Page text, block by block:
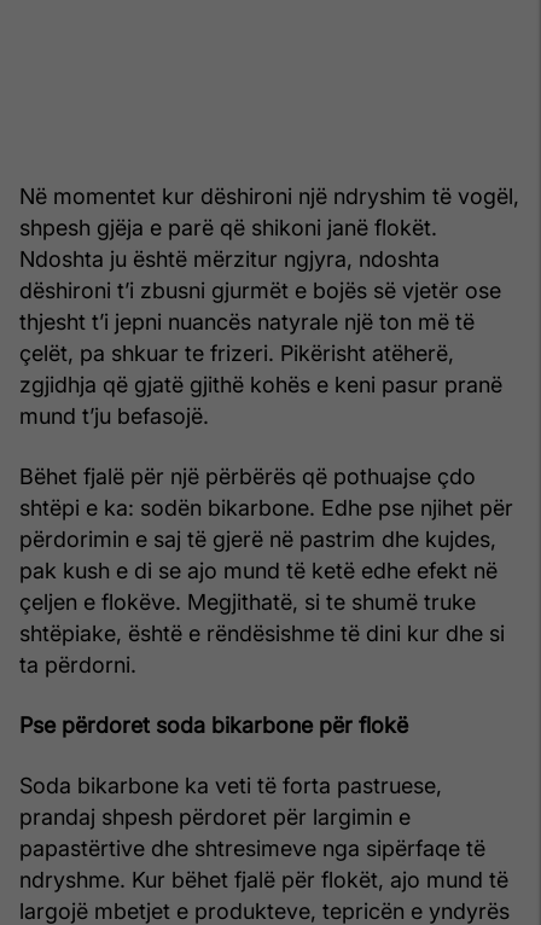
Në momentet kur dëshironi një ndryshim të vogël,
shpesh gjëja e parë që shikoni janë flokët.
Ndoshta ju është mërzitur ngjyra, ndoshta
dëshironi t’i zbusni gjurmët e bojës së vjetër ose
thjesht t’i jepni nuancës natyrale një ton më të
çelët, pa shkuar te frizeri. Pikërisht atëherë,
zgjidhja që gjatë gjithë kohës e keni pasur pranë
mund t’ju befasojë.
Bëhet fjalë për një përbërës që pothuajse çdo
shtëpi e ka: sodën bikarbone. Edhe pse njihet për
përdorimin e saj të gjerë në pastrim dhe kujdes,
pak kush e di se ajo mund të ketë edhe efekt në
çeljen e flokëve. Megjithatë, si te shumë truke
shtëpiake, është e rëndësishme të dini kur dhe si
ta përdorni.
Pse përdoret soda bikarbone për flokë
Soda bikarbone ka veti të forta pastruese,
prandaj shpesh përdoret për largimin e
papastërtive dhe shtresimeve nga sipërfaqe të
ndryshme. Kur bëhet fjalë për flokët, ajo mund të
largojë mbetjet e produkteve, tepricën e yndyrës